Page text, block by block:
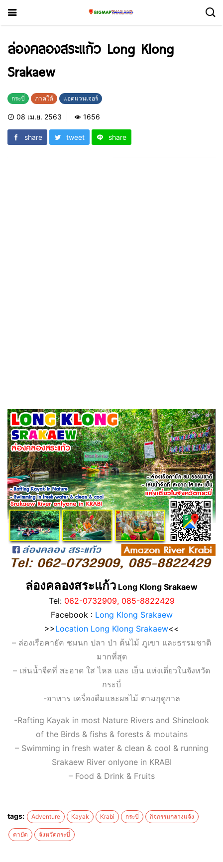
ล่องคลองสระแก้ว Long Klong
Srakaew
กระบี่ ภาคใต้ แอดแวนเจอร์
08 เม.ย. 2563 1656
share tweet share
ล่องคลองสระแก้ว Long Klong Srakaew
Tel: 062-0732909, 085-8822429
Facebook : Long Klong Srakaew
>>Location Long Klong Srakaew<<
– ล่องเรือคายัค ชมนก ปลา ป่า ต้นไม้ ภูเขา และธรรมชาติ
มากที่สุด
– เล่นน้ำจืดที่ สะอาด ใส ไหล และ เย็น แห่งเดี่ยวในจังหวัด
กระบี่
-อาหาร เครื่องดืมและผลไม้ ตามฤดูกาล
-Rafting Kayak in most Nature Rivers and Shinelook
of the Birds & fishs & forests & moutains
– Swimming in fresh water & clean & cool & running
Srakaew River onlyone in KRABI
– Food & Drink & Fruits
tags: Adventure Kayak Krabi กระบี่ กิจกรรมกลางแจ้ง
คายัด จังหวัดกระบี่